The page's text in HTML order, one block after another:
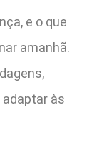
e o que
amanhã.
às